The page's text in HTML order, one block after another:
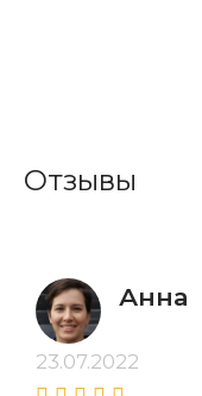
Отзывы
Анна
23.07.2022